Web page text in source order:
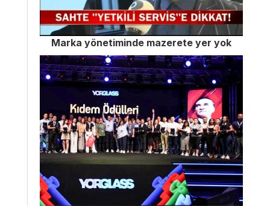
Marka yönetiminde mazerete yer yok